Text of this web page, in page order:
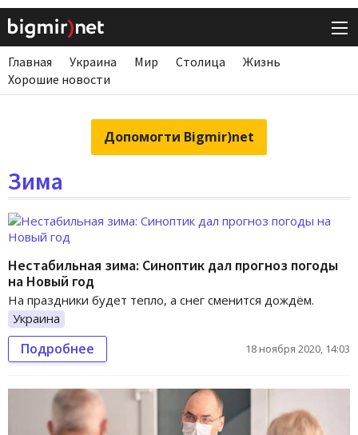
Главная Украина Мир Столица
Жизнь
Хорошие новости
Допомогти Bigmir)net
Зима
Нестабильная зима: Синоптик дал прогноз погоды
на Новый год
На праздники будет тепло, а снег сменится дождём.
Украина
Подробнее 18 ноября 2020, 14:03